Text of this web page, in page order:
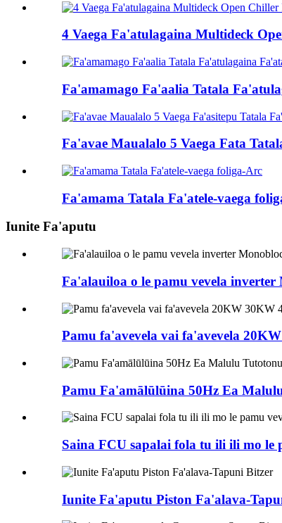
4 Vaega Fa'atulagaina Multideck
Fa'amamago Fa'aalia Tatala
Fa'avae Maualalo 5 Vaega Fata
Fa'amama Tatala Fa'atele-vaega
Iunite Fa'aputu
Fa'alauiloa o le pamu vevela
Pamu fa'avevela vai fa'avevela
Pamu Fa'amālūlūina 50Hz Ea
Saina FCU sapalai fola tu ili ili mo le
Iunite Fa'aputu Piston Fa'alava-